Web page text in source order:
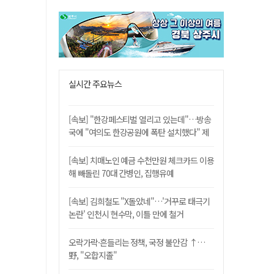
실시간 주요뉴스
[속보] "한강페스티벌 열리고 있는데"…방송
국에 "여의도 한강공원에 폭탄 설치했다" 제
[속보] 치매노인 예금 수천만원 체크카드 이용
해 빼돌린 70대 간병인, 집행유예
[속보] 김희철도 "X돌았네"…'거꾸로 태극기
논란' 인천시 현수막, 이틀 만에 철거
오락가락·흔들리는 정책, 국정 불안감 ↑…
野, "오합지졸"